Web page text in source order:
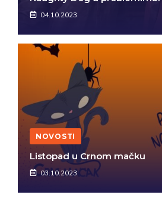
04.10.2023
NOVOSTI
Listopad u Crnom mačku
03.10.2023